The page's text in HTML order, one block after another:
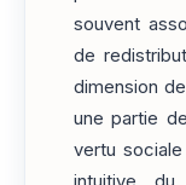
souvent
de
dimension
une partie
vertu